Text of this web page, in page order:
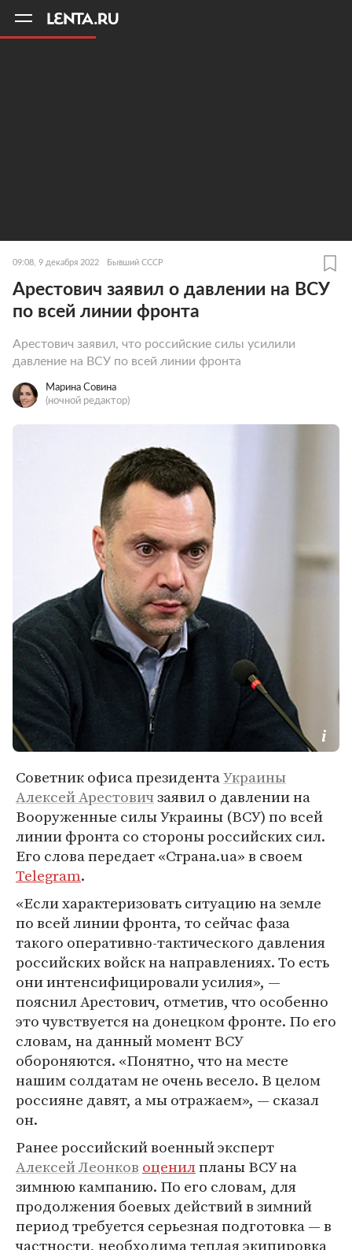
09:08, 9 декабря 2022 Бывший СССР
Арестович заявил о давлении на ВСУ
по всей линии фронта
Арестович заявил, что российские силы усилили
давление на ВСУ по всей линии фронта
Марина Совина
(ночной редактор)
Советник офиса президентаУкраины
Алексей Арестовичзаявил о давлении на
Вооруженные силы Украины (ВСУ) по всей
линии фронта со стороны российских сил.
Его слова передает «Страна.ua» в своем
Telegram.
«Если характеризовать ситуацию на земле
по всей линии фронта, то сейчас фаза
такого оперативно-тактического давления
российских войск на направлениях. То есть
они интенсифицировали усилия», —
пояснил Арестович, отметив, что особенно
это чувствуется на донецком фронте. По его
словам, на данный момент ВСУ
обороняются. «Понятно, что на месте
нашим солдатам не очень весело. В целом
россияне давят, а мы отражаем», — сказал
он.
Ранее российский военный эксперт
Алексей Леонков оценилпланы ВСУ на
зимнюю кампанию. По его словам, для
продолжения боевых действий в зимний
период требуется серьезная подготовка — в
частности, необходима теплая экипировка